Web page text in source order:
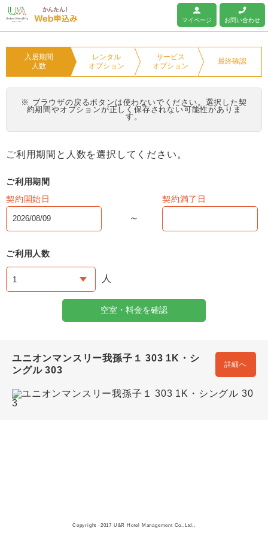
ユニオンマンスリー
マイページ お問い合わせ
入居期間
人数
レンタル
オプション
サービス
オプション
最終確認
※ ブラウザの戻るボタンは使わないでください。選択した契
約期間やオプションが正しく保存されない可能性がありま
す。
ご利用期間と人数を選択してください。
ご利用期間
契約開始日
契約満了日
ご利用人数
人
空室・料金を確認
ユニオンマンスリー我孫子１ 303 1K・シ
ングル 303
詳細へ
Copyright -2017 U&R Hotel Management Co.,Ltd.,